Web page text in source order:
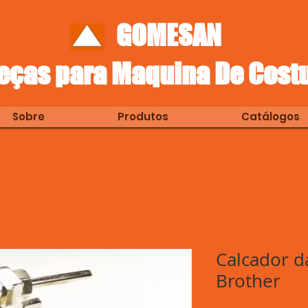
GOMESAN
para Maquina De
Sobre Produtos Catálogos
Calcador
Brother